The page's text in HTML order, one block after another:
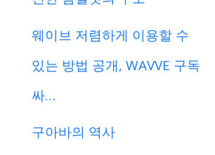
웨이브 저렴하게 이용할 수
있는 방법 공개, WAVVE 구독
싸…
구아바의 역사